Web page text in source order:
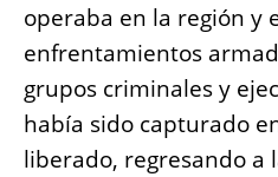
operaba en la región y
enfrentamientos
grupos criminales y
había sido capturado
liberado, regresando a